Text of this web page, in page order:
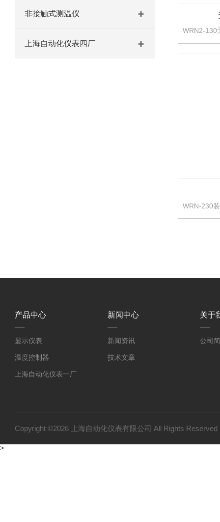
非接触式测温仪
上海自动化仪表四厂
产品中心
显示仪表
温度控制器
上海自动化仪表一厂
压力变送器
新闻中心
新闻资讯
技术文章
关于
公司
Copyright ©2026 上海自动化仪表有限公司 All Rights
>